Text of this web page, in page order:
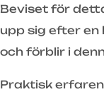
Beviset för
upp sig efter en
och förblir i
Praktisk